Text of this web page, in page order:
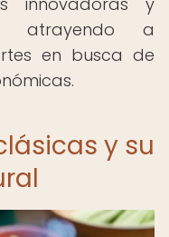
atrayendo a
en busca de
y su